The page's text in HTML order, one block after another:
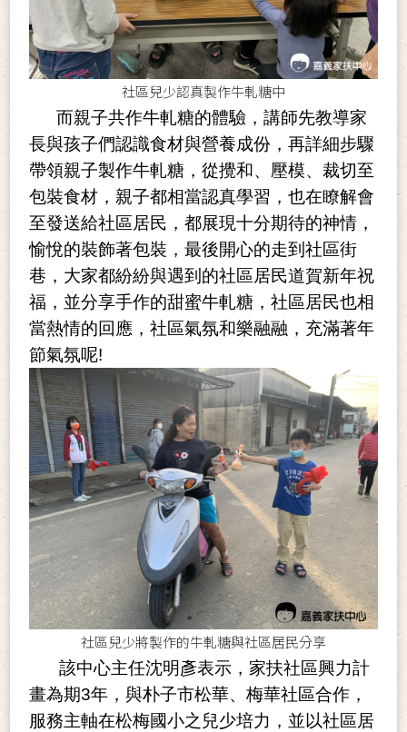
社區兒少認真製作牛軋糖中
而親子共作牛軋糖的體驗，講師先教導家
長與孩子們認識食材與營養成份，再詳細步驟
帶領親子製作牛軋糖，從攪和、壓模、裁切至
包裝食材，親子都相當認真學習，也在瞭解會
至發送給社區居民，都展現十分期待的神情，
愉悅的裝飾著包裝，最後開心的走到社區街
巷，大家都紛紛與遇到的社區居民道賀新年祝
福，並分享手作的甜蜜牛軋糖，社區居民也相
當熱情的回應，社區氣氛和樂融融，充滿著年
節氣氛呢!
社區兒少將製作的牛軋糖與社區居民分享
該中心主任沈明彥表示，家扶社區興力計
畫為期3年，與朴子市松華、梅華社區合作，
服務主軸在松梅國小之兒少培力，並以社區居